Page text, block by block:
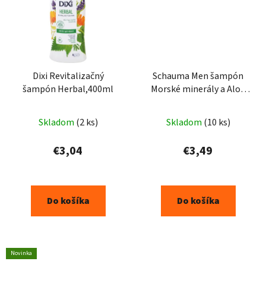
Dixi Revitalizačný
šampón Herbal,400ml
Skladom (2 ks)
€3,04
Do košíka
Schauma Men šampón
Morské minerály a Aloe
Skladom (10 ks)
€3,49
Do košíka
Novinka